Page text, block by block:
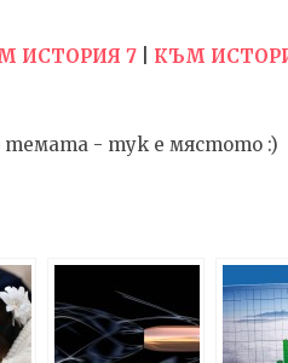
ИСТОРИЯ 7
КЪМ
темата - тук е мястото :)